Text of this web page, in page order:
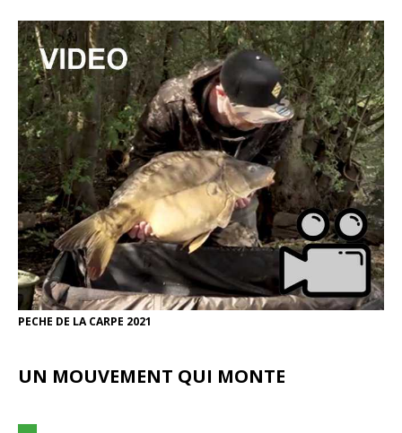
PECHE DE LA CARPE 2021
UN MOUVEMENT QUI MONTE